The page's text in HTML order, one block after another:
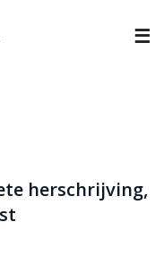
☰
herschrijving,